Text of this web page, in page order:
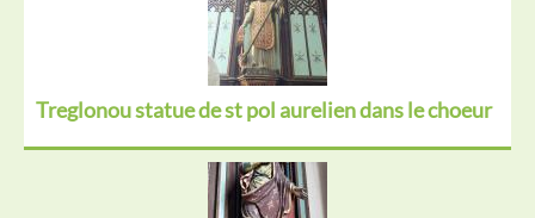
Treglonou statue de st pol aurelien dans le choeur